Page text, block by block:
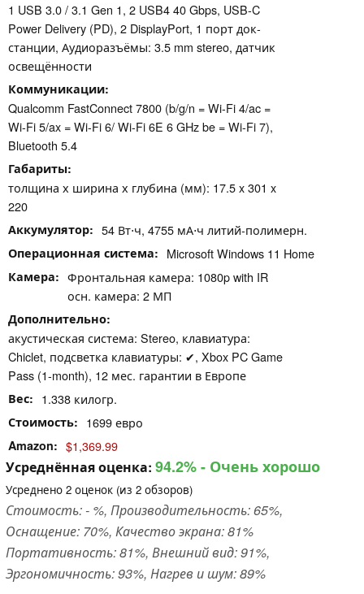
1 USB 3.0 / 3.1 Gen 1, 2 USB4 40 Gbps, USB-C
Power Delivery (PD), 2 DisplayPort, 1 порт док-
станции, Аудиоразъёмы: 3.5 mm stereo, датчик
освещённости
Коммуникации
Qualcomm FastConnect 7800 (b/g/n = Wi-Fi 4/ac =
Wi-Fi 5/ax = Wi-Fi 6/ Wi-Fi 6E 6 GHz be = Wi-Fi 7),
Bluetooth 5.4
Габариты
толщина х ширина х глубина (мм): 17.5 x 301 x
220
Аккумулятор 54 Вт⋅ч, 4755 мА⋅ч литий-полимерн.
Операционная система Microsoft Windows 11 Home
Камера
Фронтальная камера: 1080p with IR
осн. камера: 2 МП
Дополнительно
акустическая система: Stereo, клавиатура:
Chiclet, подсветка клавиатуры: ✔, Xbox PC Game
Pass (1-month), 12 мес. гарантии в Европе
Вес 1.338 килогр.
Стоимость 1699 евро
Amazon $1,369.99
Усреднённая оценка: 94.2%- Очень хорошо
Усреднено 2 оценок (из 2 обзоров)
Стоимость: - %, Производительность: 65%,
Оснащение: 70%, Качество экрана: 81%
Портативность: 81%, Внешний вид: 91%,
Эргономичность: 93%, Нагрев и шум: 89%